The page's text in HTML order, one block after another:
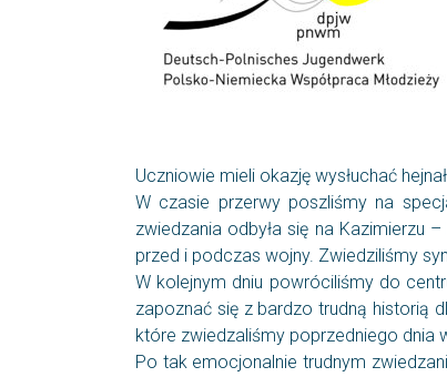
Uczniowie mieli okazję wysłuchać
W czasie przerwy poszliśmy na
zwiedzania odbyła się na Kazimierzu
przed i podczas wojny. Zwiedziliśmy
W kolejnym dniu powróciliśmy do
zapoznać się z bardzo trudną historią
które zwiedzaliśmy poprzedniego dnia
Po tak emocjonalnie trudnym